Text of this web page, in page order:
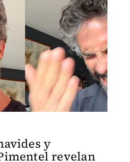
y
revelan